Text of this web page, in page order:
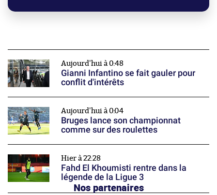
Aujourd'hui à 0:48
Gianni Infantino se fait gauler pour
conflit d'intérêts
Aujourd'hui à 0:04
Bruges lance son championnat
comme sur des roulettes
Hier à 22:28
Fahd El Khoumisti rentre dans la
légende de la Ligue 3
Nos partenaires